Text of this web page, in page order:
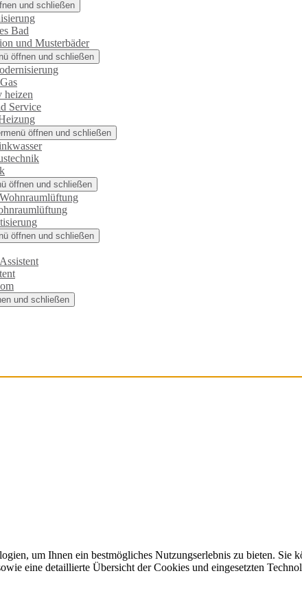
und schließen
Bad
und Musterbäder
öffnen und schließen
heizen
Service
öffnen und schließen
öffnen und schließen
öffnen und schließen
und schließen
um Ihnen ein bestmögliches Nutzungserlebnis zu bieten. Sie
eine detaillierte Übersicht der Cookies und eingesetzten